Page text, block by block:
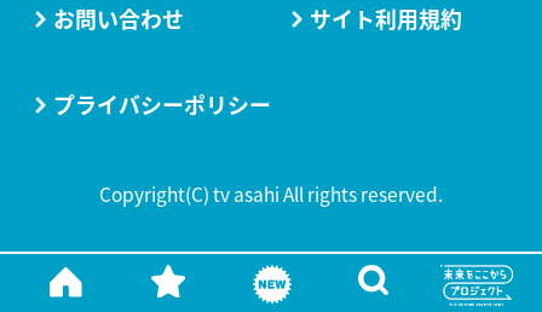
お問い合わせ サイト利用規約
プライバシーポリシー
Copyright(C) tv asahi All rights reserved.